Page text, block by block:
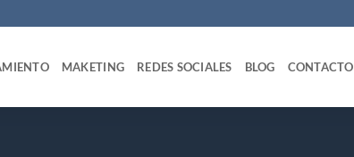
MAKETING REDES SOCIALES BLOG CONTACTO